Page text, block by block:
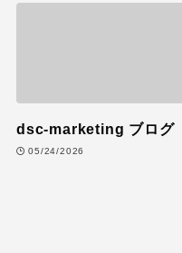
dsc-marketing ブログ
05/24/2026